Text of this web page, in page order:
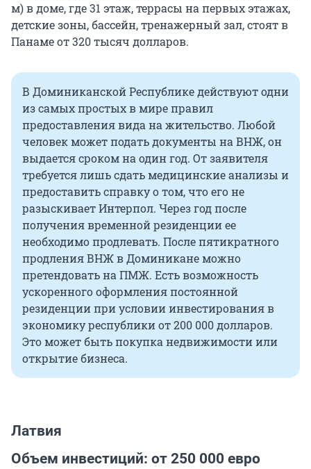
м) в доме, где 31 этаж, террасы на первых этажах,
детские зоны, бассейн, тренажерный зал, стоят в
Панаме от 320 тысяч долларов.
В Доминиканской Республике действуют одни
из самых простых в мире правил
предоставления вида на жительство. Любой
человек может подать документы на ВНЖ, он
выдается сроком на один год. От заявителя
требуется лишь сдать медицинские анализы и
предоставить справку о том, что его не
разыскивает Интерпол. Через год после
получения временной резиденции ее
необходимо продлевать. После пятикратного
продления ВНЖ в Доминикане можно
претендовать на ПМЖ. Есть возможность
ускоренного оформления постоянной
резиденции при условии инвестирования в
экономику республики от 200 000 долларов.
Это может быть покупка недвижимости или
открытие бизнеса.
Латвия
Объем инвестиций: от 250 000 евро